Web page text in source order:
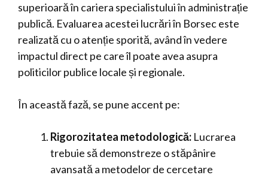
superioară în cariera specialistului în administrație
publică. Evaluarea acestei lucrări în Borsec este
realizată cu o atenție sporită, având în vedere
impactul direct pe care îl poate avea asupra
politicilor publice locale și regionale.
În această fază, se pune accent pe:
Rigorozitatea metodologică: Lucrarea
trebuie să demonstreze o stăpânire
avansată a metodelor de cercetare